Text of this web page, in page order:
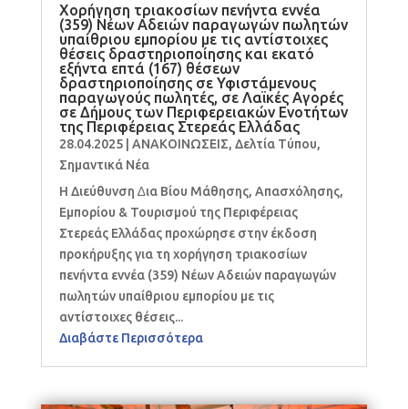
Χορήγηση τριακοσίων πενήντα εννέα
(359) Νέων Αδειών παραγωγών πωλητών
υπαίθριου εμπορίου με τις αντίστοιχες
θέσεις δραστηριοποίησης και εκατό
εξήντα επτά (167) θέσεων
δραστηριοποίησης σε Υφιστάμενους
παραγωγούς πωλητές, σε Λαϊκές Αγορές
σε Δήμους των Περιφερειακών Ενοτήτων
της Περιφέρειας Στερεάς Ελλάδας
28.04.2025| ΑΝΑΚΟΙΝΩΣΕΙΣ, Δελτία Τύπου,
Σημαντικά Νέα
Η Διεύθυνση ∆ια Βίου Μάθησης, Απασχόλησης,
Εμπορίου & Τουρισμού της Περιφέρειας
Στερεάς Ελλάδας προχώρησε στην έκδοση
προκήρυξης για τη χορήγηση τριακοσίων
πενήντα εννέα (359) Νέων Αδειών παραγωγών
πωλητών υπαίθριου εμπορίου με τις
αντίστοιχες θέσεις...
Διαβάστε Περισσότερα